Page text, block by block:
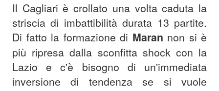
Il Cagliari è crollato una volta caduta la
striscia di imbattibilità durata 13 partite.
Di fatto la formazione di Maran non si è
più ripresa dalla sconfitta shock con la
Lazio e c'è bisogno di un'immediata
inversione di tendenza se si vuole